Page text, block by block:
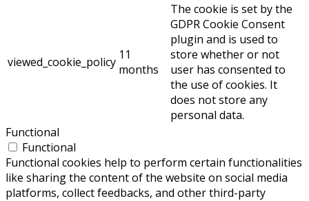
viewed_cookie_policy 11
months
The cookie is set by the
GDPR Cookie Consent
plugin and is used to
store whether or not
user has consented to
the use of cookies. It
does not store any
personal data.
Functional
Functional
Functional cookies help to perform certain functionalities
like sharing the content of the website on social media
platforms, collect feedbacks, and other third-party